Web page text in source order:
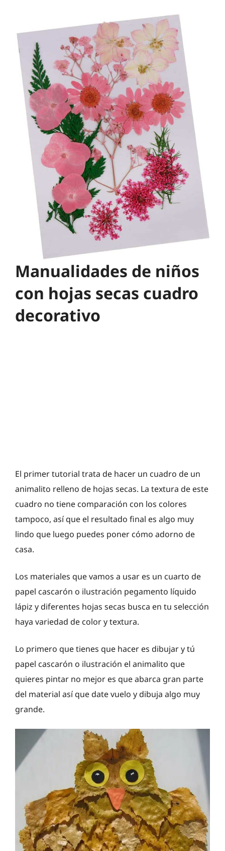
Manualidades de niños
con hojas secas cuadro
decorativo
El primer tutorial trata de hacer un cuadro de un
animalito relleno de hojas secas. La textura de este
cuadro no tiene comparación con los colores
tampoco, así que el resultado final es algo muy
lindo que luego puedes poner cómo adorno de
casa.
Los materiales que vamos a usar es un cuarto de
papel cascarón o ilustración pegamento líquido
lápiz y diferentes hojas secas busca en tu selección
haya variedad de color y textura.
Lo primero que tienes que hacer es dibujar y tú
papel cascarón o ilustración el animalito que
quieres pintar no mejor es que abarca gran parte
del material así que date vuelo y dibuja algo muy
grande.